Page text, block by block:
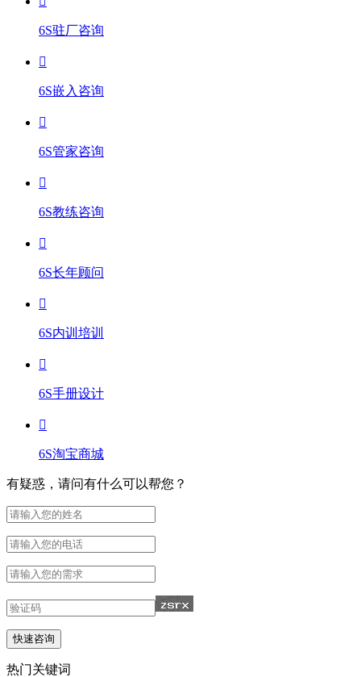
6S驻厂咨询
6S嵌入咨询
6S管家咨询
6S教练咨询
6S长年顾问
6S内训培训
6S手册设计
6S淘宝商城
有疑惑，请问有什么可以帮您？
热门关键词